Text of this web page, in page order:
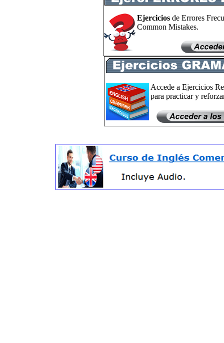
Ejerciciosde Errores
Common Mistakes.
Accede a Ejercicios
para practicar y